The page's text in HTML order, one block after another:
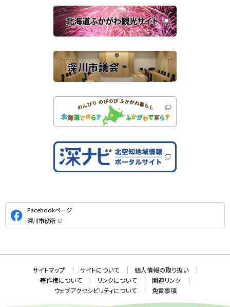
開
き
ま
す
）
公
式
S
Facebookページ
深川市役所
（
ン
で
開
き
ま
す
サイトマップ サイトについて
個人情報の取り扱い
著作権について
リンクについて
関連リンク
ウェブアクセシビリティについて
免責事項